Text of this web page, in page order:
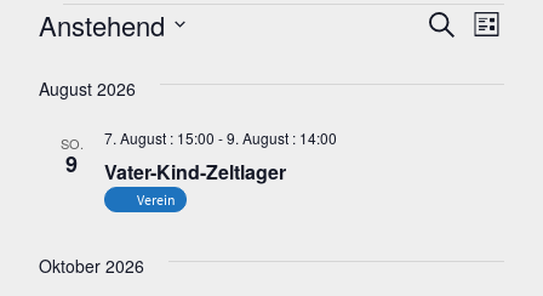
Veranstaltungen
Suche
SUCHELISTE
Anstehend
wählen.
August 2026
SO.
9 Vater-Kind-Zeltlager
7. August : 15:00 -9. August : 14:00
Verein
Oktober 2026